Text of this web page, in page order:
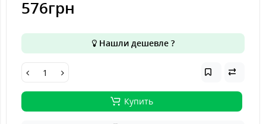
576грн
Нашли дешевле ?
Купить